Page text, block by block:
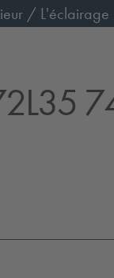
/ L'éclairage